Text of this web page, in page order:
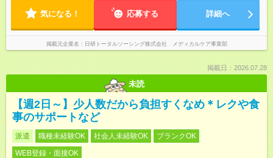
気になる！ 応募する 詳細へ
掲載元企業名 日研トータルソーシング株式会社 メディカルケア事業部
掲載日：2026.07.28
未読
【週2日～】少人数だから負担すくなめ＊レクや食
事のサポートなど
派遣 職種未経験OK 社会人未経験OK
ブランクOK
WEB登録・面接OK